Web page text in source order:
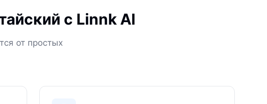
с Linnk AI
от простых